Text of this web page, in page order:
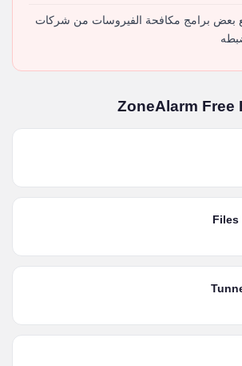
بعض برامج مكافحة الفيروسات من شركات
Files